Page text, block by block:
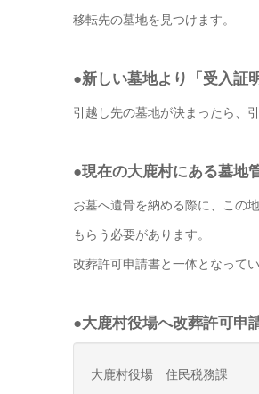
移転先の墓地を見つけます。
●新しい墓地より「受入証
引越し先の墓地が決まったら、
●現在の大鹿村にある墓地
お墓へ遺骨を納める際に、この
もらう必要があります。
改葬許可申請書と一体となって
●大鹿村役場へ改葬許可申
大鹿村役場 住民税務課